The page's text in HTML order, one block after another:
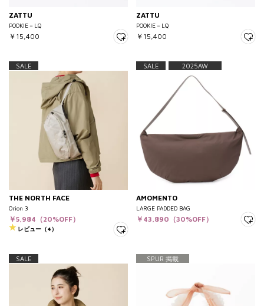
ZATTU
POOKIE－LQ
￥15,400
ZATTU
POOKIE－LQ
￥15,400
SALE
THE NORTH FACE
Orion 3
￥5,984（20%OFF）
レビュー（4）
SALE 2025AW
AMOMENTO
LARGE PADDED BAG
￥43,890（30%OFF）
SALE SPUR 掲載